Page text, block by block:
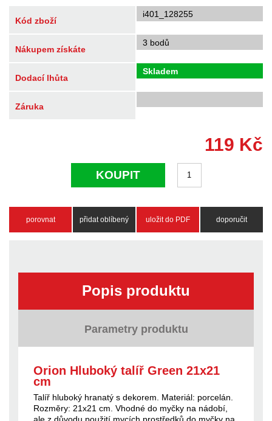
Kód zboží
i401_128255
Nákupem získáte
3 bodů
Dodací lhůta
Skladem
Záruka
119 Kč
KOUPIT
porovnat přidat oblíbený uložit do PDF doporučit
Popis produktu
Parametry produktu
Orion Hluboký talíř Green 21x21
cm
Talíř hluboký hranatý s dekorem. Materiál: porcelán.
Rozměry: 21x21 cm. Vhodné do myčky na nádobí,
ale z důvodu použití mycích prostředků do myčky na